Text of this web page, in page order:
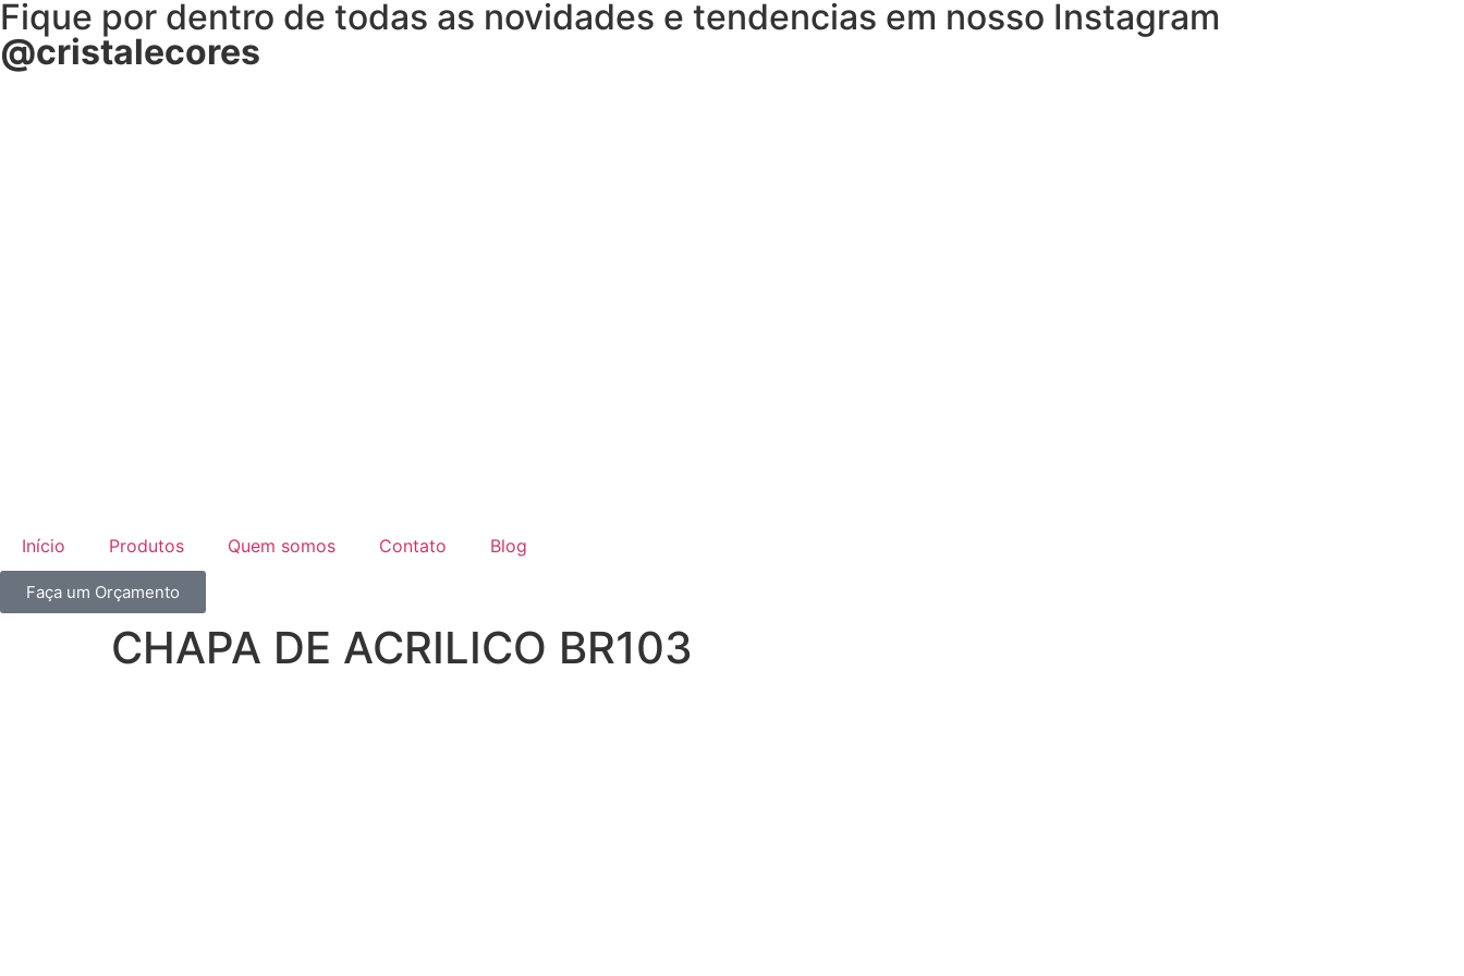
Fique por dentro de todas as novidades e tendencias em nosso Instagram
@cristalecores
Início Produtos Quem somos Contato Blog
Faça um Orçamento
CHAPA DE ACRILICO BR103